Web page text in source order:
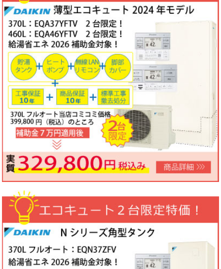
ノーリツでおトクに買替え！ノーリツ対象製品の購入・設置・アプ
リ接続で
現金最大35,000円
がもれなくもらえるキャッシュバックキ
ャンペーン2026第2弾。キャンペーン期間：2026年6月1日～12月
18日まで
2026年06月02日
目玉商品
【1台限定特価！】三菱ルームエアコン霧ヶ峰GVシリーズ10畳用
MSZ-GV2823-W・標準工事費（冷媒配管4ｍまで込）コミコミ価格
99,800円！完売しました
2026年05月22日
お知らせ
ノーリツ・リンナイ・パロマ製品の値上げに伴う価格改定について
2026年05月18日
目玉商品
ノーリツビルトインコンロ「N3WV6M」工事費コミコミ特価！今
なら「ロティプレートS」プレゼント！3台限定コミコミ価格
79,800円！数量限定のため、なくなり次第終了となります。
2026年05月15日
目玉商品
パロマ屋外式エコジョーズふろ給湯器台数限定大特価！20号オート
FH-E2011SAWL(K)マルチリモコンセットMFC-250V・標準工事費
（処分込）10年商品・工事保証付
コミコミ価格136,800円～